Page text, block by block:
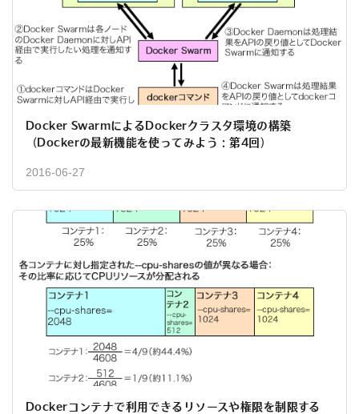
Docker SwarmによるDockerクラスタ環境の構築
（Dockerの最新機能を使ってみよう：第4回）
2016-06-27
Dockerコンテナで利用できるリソースや権限を制限する